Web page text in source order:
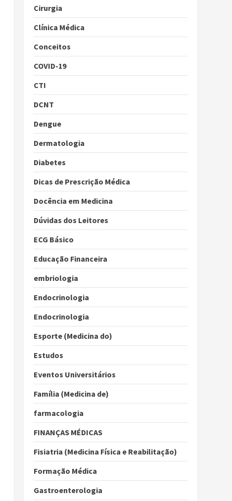
Cirurgia
Clínica Médica
Conceitos
COVID-19
CTI
DCNT
Dengue
Dermatologia
Diabetes
Dicas de Prescrição Médica
Docência em Medicina
Dúvidas dos Leitores
ECG Básico
Educação Financeira
embriologia
Endocrinologia
Endocrinologia
Esporte (Medicina do)
Estudos
Eventos Universitários
Família (Medicina de)
farmacologia
FINANÇAS MÉDICAS
Fisiatria (Medicina Física e Reabilitação)
Formação Médica
Gastroenterologia